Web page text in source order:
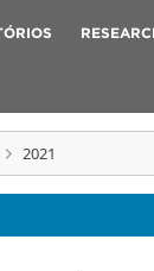
2021